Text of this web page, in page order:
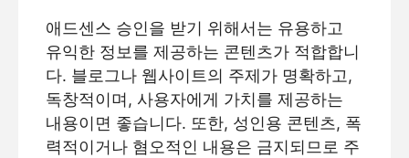
애드센스 승인을 받기 위해서는 유용하고
유익한 정보를 제공하는 콘텐츠가 적합합니
다. 블로그나 웹사이트의 주제가 명확하고,
독창적이며, 사용자에게 가치를 제공하는
내용이면 좋습니다. 또한, 성인용 콘텐츠, 폭
력적이거나 혐오적인 내용은 금지되므로 주